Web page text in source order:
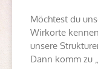
Möchtest du
Wirkorte
unsere
Dann komm zu